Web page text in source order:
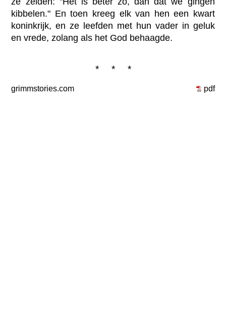
kibbelen." En toen kreeg elk van hen een kwart
koninkrijk, en ze leefden met hun vader in geluk
en vrede, zolang als het God behaagde.
* * *
grimmstories.com pdf